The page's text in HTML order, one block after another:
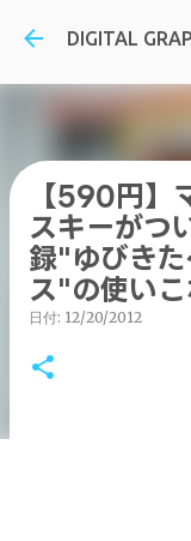
スキップ
DIGITAL
【590円】
スキーがつ
録"ゆびき
ス"の使い
日付: 12/20/2012